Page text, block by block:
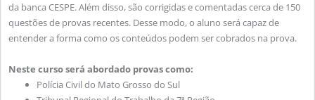
da banca CESPE. Além disso, são corrigidas e comentadas cerca de 150
questões de provas recentes. Desse modo, o aluno será capaz de
entender a forma como os conteúdos podem ser cobrados na prova.
Neste curso será abordado provas como:
Polícia Civil do Mato Grosso do Sul